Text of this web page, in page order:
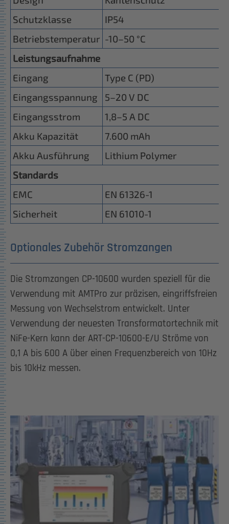
Schutzklasse
IP54
Betriebstemperatur -10–50 °C
Leistungsaufnahme
Eingang
Type C (PD)
Eingangsspannung
5–20 V DC
Eingangsstrom
1,8–5 A DC
Akku Kapazität
7.600 mAh
Akku Ausführung
Lithium Polymer
Standards
EMC
EN 61326-1
Sicherheit
EN 61010-1
Optionales Zubehör Stromzangen
Die Stromzangen CP-10600 wurden speziell für die
Verwendung mit AMTPro zur präzisen, eingriffsfreien
Messung von Wechselstrom entwickelt. Unter
Verwendung der neuesten Transformatortechnik mit
NiFe-Kern kann der ART-CP-10600-E/U Ströme von
0,1 A bis 600 A über einen Frequenzbereich von 10Hz
bis 10kHz messen.
Show larger version for: